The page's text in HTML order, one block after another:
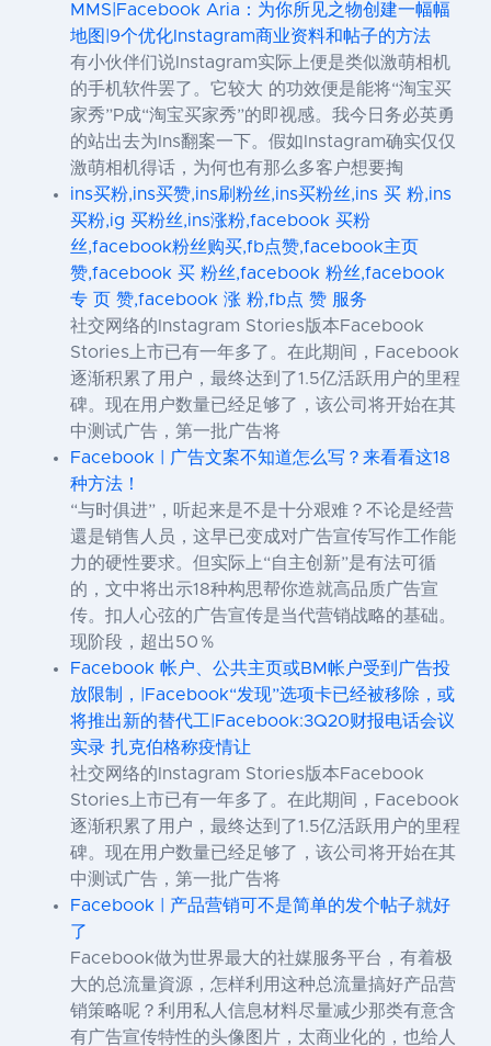
MMS|Facebook Aria：为你所见之物创建一幅幅
地图|9个优化Instagram商业资料和帖子的方法
有小伙伴们说Instagram实际上便是类似激萌相机
的手机软件罢了。它较大 的功效便是能将“淘宝买
家秀”P成“淘宝买家秀”的即视感。我今日务必英勇
的站出去为Ins翻案一下。假如Instagram确实仅仅
激萌相机得话，为何也有那么多客户想要掏
ins买粉,ins买赞,ins刷粉丝,ins买粉丝,ins 买 粉,ins
买粉,ig 买粉丝,ins涨粉,facebook 买粉
丝,facebook粉丝购买,fb点赞,facebook主页
赞,facebook 买 粉丝,facebook 粉丝,facebook
专 页 赞,facebook 涨 粉,fb点 赞 服务
社交网络的Instagram Stories版本Facebook
Stories上市已有一年多了。在此期间，Facebook
逐渐积累了用户，最终达到了1.5亿活跃用户的里程
碑。现在用户数量已经足够了，该公司将开始在其
中测试广告，第一批广告将
Facebook | 广告文案不知道怎么写？来看看这18
种方法！
“与时俱进”，听起来是不是十分艰难？不论是经营
還是销售人员，这早已变成对广告宣传写作工作能
力的硬性要求。但实际上“自主创新”是有法可循
的，文中将出示18种构思帮你造就高品质广告宣
传。扣人心弦的广告宣传是当代营销战略的基础。
现阶段，超出50％
Facebook 帐户、公共主页或BM帐户受到广告投
放限制，|Facebook“发现”选项卡已经被移除，或
将推出新的替代工|Facebook:3Q20财报电话会议
实录 扎克伯格称疫情让
社交网络的Instagram Stories版本Facebook
Stories上市已有一年多了。在此期间，Facebook
逐渐积累了用户，最终达到了1.5亿活跃用户的里程
碑。现在用户数量已经足够了，该公司将开始在其
中测试广告，第一批广告将
Facebook | 产品营销可不是简单的发个帖子就好
了
Facebook做为世界最大的社媒服务平台，有着极
大的总流量資源，怎样利用这种总流量搞好产品营
销策略呢？利用私人信息材料尽量减少那类有意含
有广告宣传特性的头像图片，太商业化的，也给人